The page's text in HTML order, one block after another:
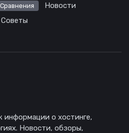
Сравнения
Новости
Советы
о хостинге,
Новости, обзоры,